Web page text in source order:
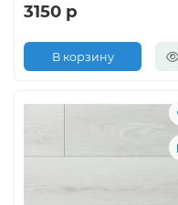
3150 р
В корзину